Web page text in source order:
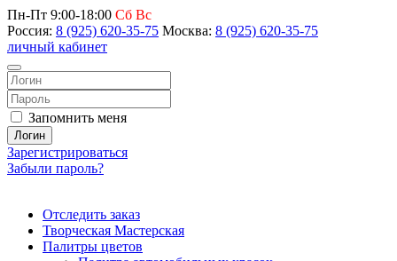
Пн-Пт 9:00-18:00 Сб Вс
Россия: 8 (925) 620-35-75 Москва: 8 (925) 620-35-75
личный кабинет
Запомнить меня
Логин
Зарегистрироваться
Забыли пароль?
Отследить заказ
Творческая Мастерская
Палитры цветов